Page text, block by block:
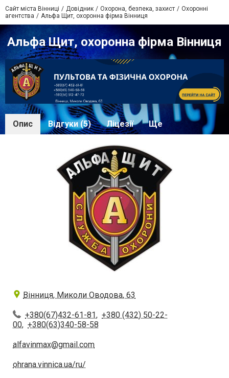
Сайт міста Вінниці Довідник Охорона, безпека, захист
Охоронні
агентства
Альфа Щит, охоронна фірма Вінниця
Альфа Щит, охоронна фірма Вінниця
Опис Відгуки (5) Ліцезії Ще
Вінниця, Миколи Оводова, 63
+380(67)432-61-81, +380 (432) 50-22-
00, +380(63)340-58-58
alfavinmax@gmail.com
ohrana.vinnica.ua/ru/